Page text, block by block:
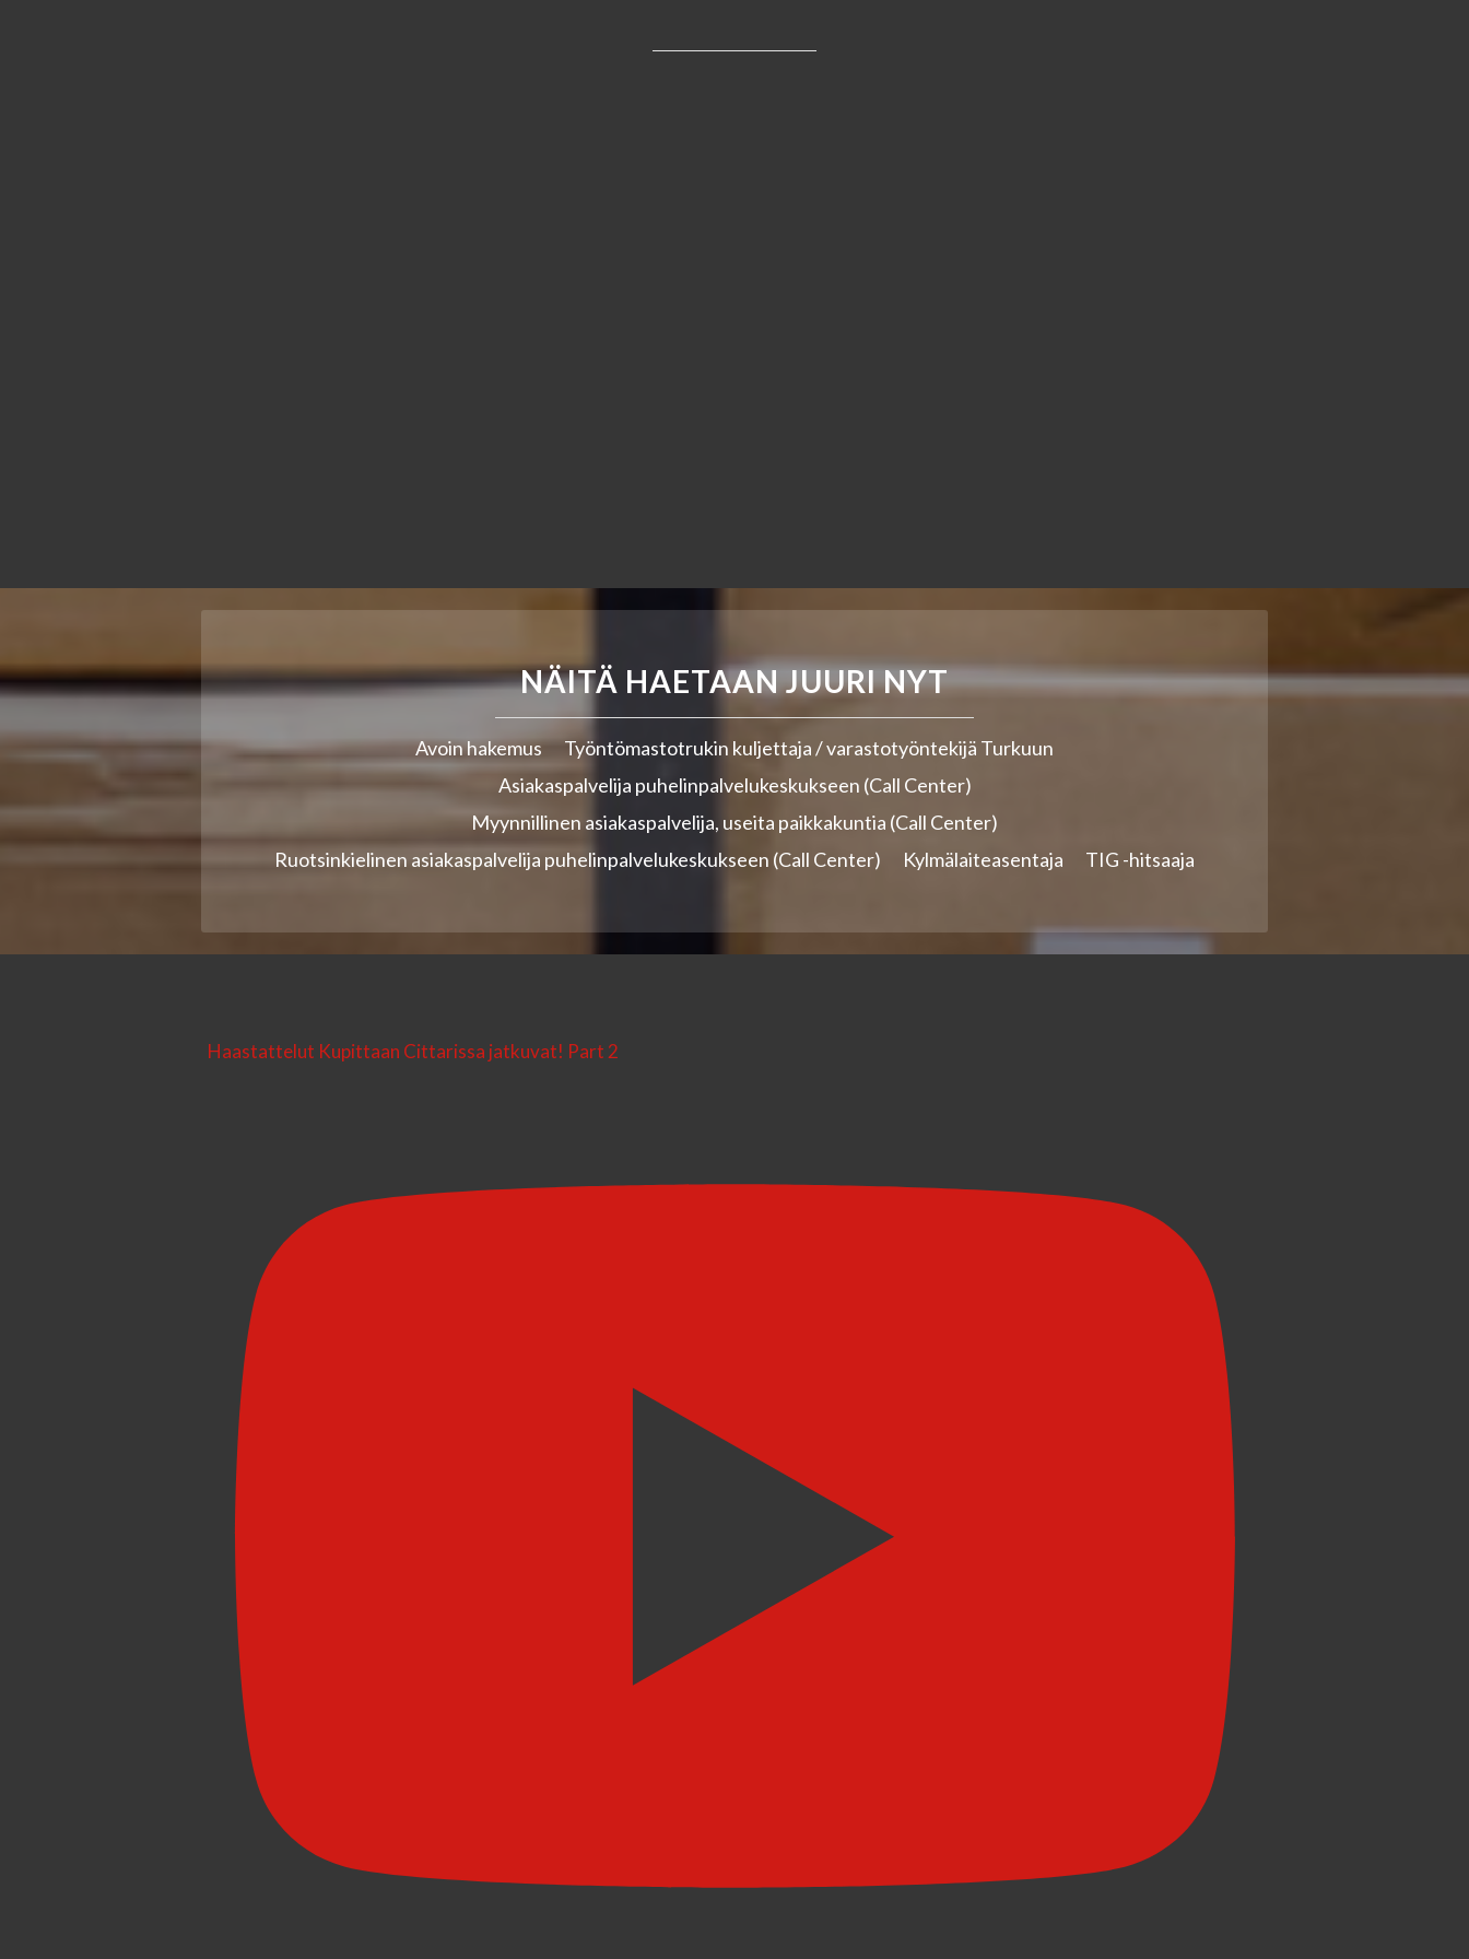
NÄITÄ HAETAAN JUURI NYT
Avoin hakemus
Työntömastotrukin kuljettaja / varastotyöntekijä Turkuun
Asiakaspalvelija puhelinpalvelukeskukseen (Call Center)
Myynnillinen asiakaspalvelija, useita paikkakuntia (Call Center)
Ruotsinkielinen asiakaspalvelija puhelinpalvelukeskukseen (Call Center)
Kylmälaiteasentaja TIG -hitsaaja
Haastattelut Kupittaan Cittarissa jatkuvat! Part 2